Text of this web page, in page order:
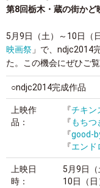
第8回栃木・蔵の街かど
5月9日（土）～10日（
映画祭 」で、ndjc2014
た。この機会にぜひご覧
○ndjc2014完成作品
上映作
品：
『チキン
『もちつ
『good-
『エンド
上映日
時：
5月9日（
10日（